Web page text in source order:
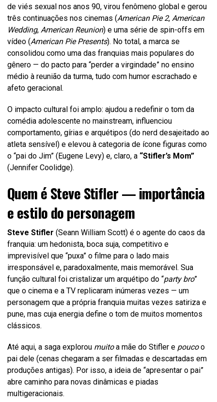
de viés sexual nos anos 90, virou fenômeno global e gerou
três continuações nos cinemas (American Pie 2, American
Wedding, American Reunion) e uma série de spin-offs em
vídeo (American Pie Presents). No total, a marca se
consolidou como uma das franquias mais populares do
gênero — do pacto para “perder a virgindade” no ensino
médio à reunião da turma, tudo com humor escrachado e
afeto geracional.
O impacto cultural foi amplo: ajudou a redefinir o tom da
comédia adolescente no mainstream, influenciou
comportamento, gírias e arquétipos (do nerd desajeitado ao
atleta sensível) e elevou à categoria de ícone figuras como
o “pai do Jim” (Eugene Levy) e, claro, a “Stifler’s Mom”
(Jennifer Coolidge).
Quem é Steve Stifler — importância
e estilo do personagem
Steve Stifler (Seann William Scott) é o agente do caos da
franquia: um hedonista, boca suja, competitivo e
imprevisível que “puxa” o filme para o lado mais
irresponsável e, paradoxalmente, mais memorável. Sua
função cultural foi cristalizar um arquétipo do “party bro”
que o cinema e a TV replicaram inúmeras vezes — um
personagem que a própria franquia muitas vezes satiriza e
pune, mas cuja energia define o tom de muitos momentos
clássicos.
Até aqui, a saga explorou muitoa mãe do Stifler e poucoo
pai dele (cenas chegaram a ser filmadas e descartadas em
produções antigas). Por isso, a ideia de “apresentar o pai”
abre caminho para novas dinâmicas e piadas
multigeracionais.